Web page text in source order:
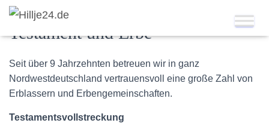
Testament und Erbe
Seit über 9 Jahrzehnten betreuen wir in ganz
Nordwestdeutschland vertrauensvoll eine große Zahl von
Erblassern und Erbengemeinschaften.
Testamentsvollstreckung